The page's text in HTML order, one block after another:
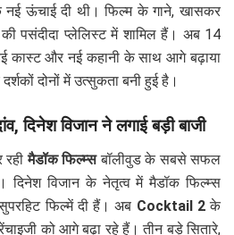
नई ऊंचाई दी थी। फिल्म के गाने, खासकर
पसंदीदा प्लेलिस्ट में शामिल हैं। अब 14
कास्ट और नई कहानी के साथ आगे बढ़ाया
दोनों में उत्सुकता बनी हुई है।
दिनेश विजान ने लगाई बड़ी बाजी
रहीमैडॉक फिल्म्सबॉलीवुड के सबसे सफल
विजान के नेतृत्व में मैडॉक फिल्म्स
फिल्में दी हैं। अब Cocktail 2के
को आगे बढ़ा रहे हैं। तीन बड़े सितारे,